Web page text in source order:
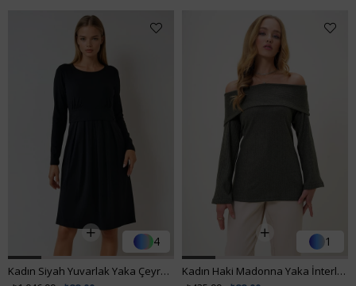
4
Kadın Siyah Yuvarlak Yaka Çeyrek Kol Beli Büzgülü Pileli Elbise VS00941
1
Kadın Haki Madonna Yaka İnterlok Kumaş Bluz ALC-X13117